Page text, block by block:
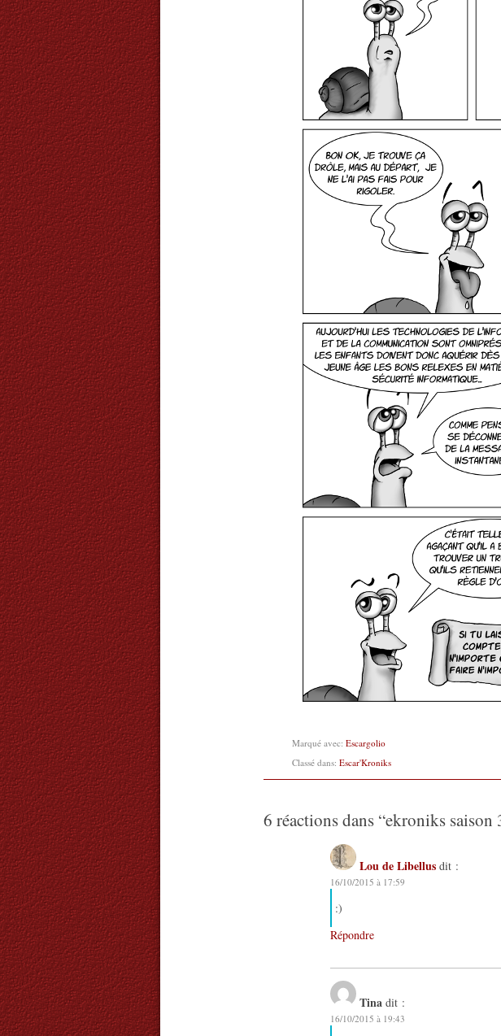
Marqué avec: Escargolio
Classé dans: Escar'Kroniks
6 réactions dans “ekroniks saison
Lou de Libellus dit :
16/10/2015 à 17:59
:)
Répondre
Tina dit :
16/10/2015 à 19:43